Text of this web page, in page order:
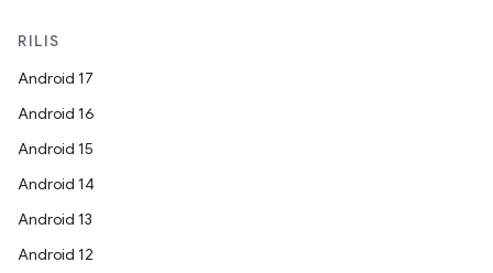
RILIS
Android 17
Android 16
Android 15
Android 14
Android 13
Android 12